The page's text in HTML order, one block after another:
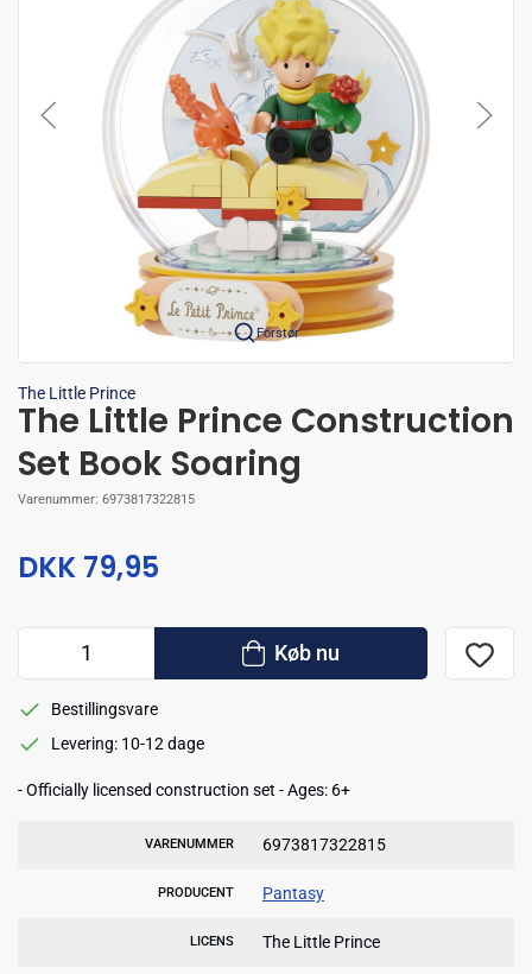
Forstør
The Little Prince
The Little Prince Construction
Set Book Soaring
Varenummer: 6973817322815
DKK 79,95
Køb nu
Bestillingsvare
Levering: 10-12 dage
- Officially licensed construction set - Ages: 6+
VARENUMMER 6973817322815
PRODUCENT Pantasy
LICENS The Little Prince